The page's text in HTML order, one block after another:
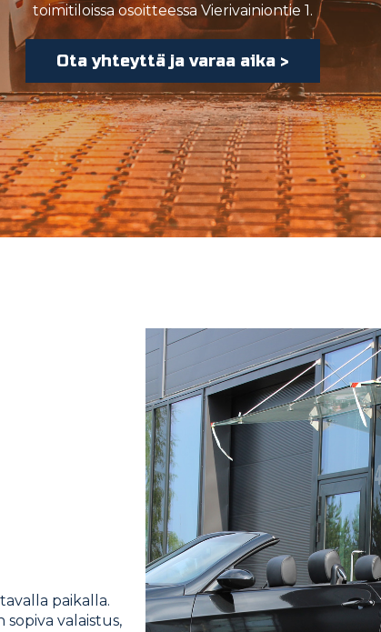
toimitiloissa osoitteessa Vierivainiontie 1.
Ota yhteyttä ja varaa aika >
paikalla.
sopiva valaistus,